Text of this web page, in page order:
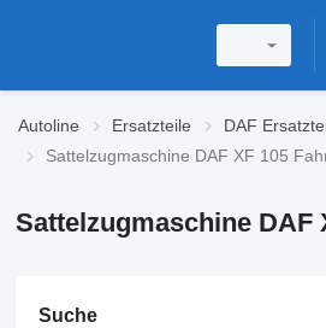
Autoline Ersatzteile DAF
Sattelzugmaschine DAF XF 105
Sattelzugmaschine DAF
Suche